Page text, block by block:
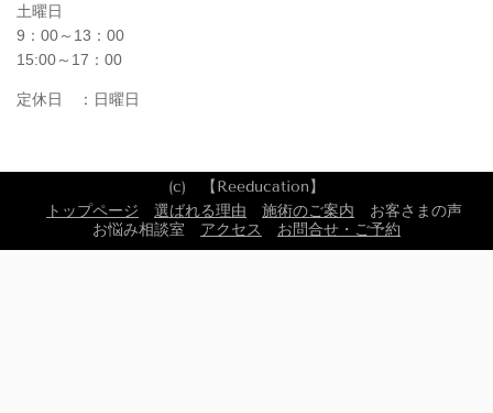
土曜日
9：00～13：00
15:00～17：00​
定休日 ：日曜日
(c) 【Reeducation】
トップページ
選ばれる理由 施術のご案内
お客さまの声
お悩み相談室
アクセス お問合せ・ご予約